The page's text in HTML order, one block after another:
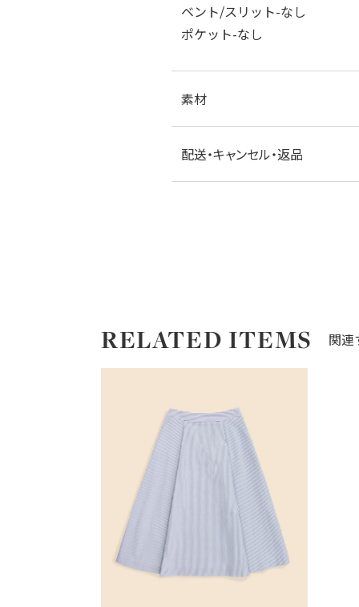
ベント/スリット-なし
ポケット-なし
素材
配送・キャンセル・返品
RELATED ITEMS 関連